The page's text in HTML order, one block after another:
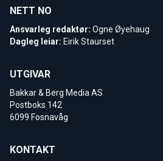
NETT NO
Ansvarleg redaktør: Ogne Øyehaug
Dagleg leiar: Eirik Staurset
UTGIVAR
Bakkar & Berg Media AS
Postboks 142
6099 Fosnavåg
KONTAKT